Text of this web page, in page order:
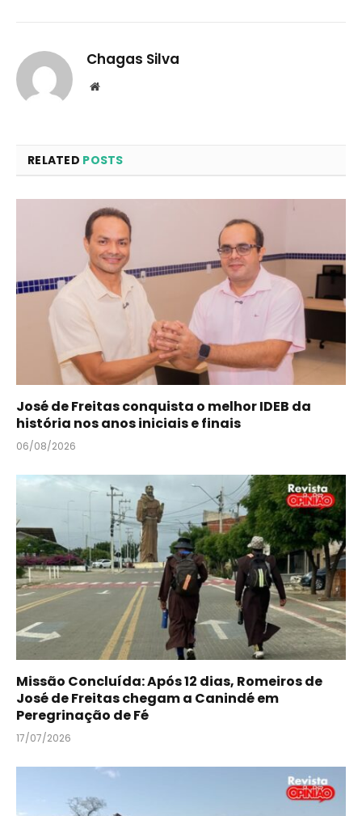
Chagas Silva
Website
RELATED POSTS
José de Freitas conquista o melhor IDEB da
história nos anos iniciais e finais
06/08/2026
Missão Concluída: Após 12 dias, Romeiros de
José de Freitas chegam a Canindé em
Peregrinação de Fé
17/07/2026